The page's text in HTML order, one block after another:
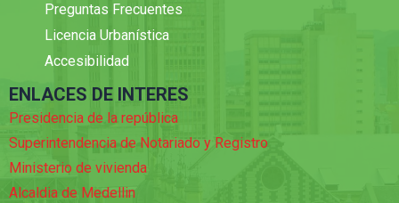
Preguntas Frecuentes
Licencia Urbanística
Accesibilidad
ENLACES DE INTERES
Presidencia de la república
Superintendencia de Notariado y Registro
Ministerio de vivienda
Alcaldia de Medellin